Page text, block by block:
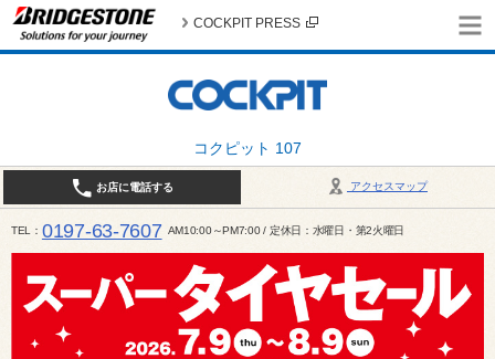
コクピット 107
COCKPIT PRESS
アクセスマップ
お店に電話する
TEL 0197-63-7607 AM10:00～PM7:00 / 定休日：水曜日・第2火曜日